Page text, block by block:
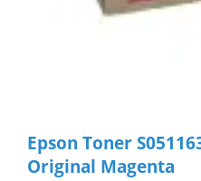
Epson Toner
Original Magenta